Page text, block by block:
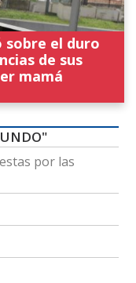
sobre el duro
de sus
mamá
por las